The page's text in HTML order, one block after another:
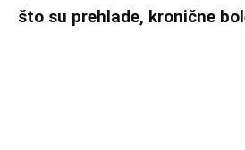
što su prehlade, kronične